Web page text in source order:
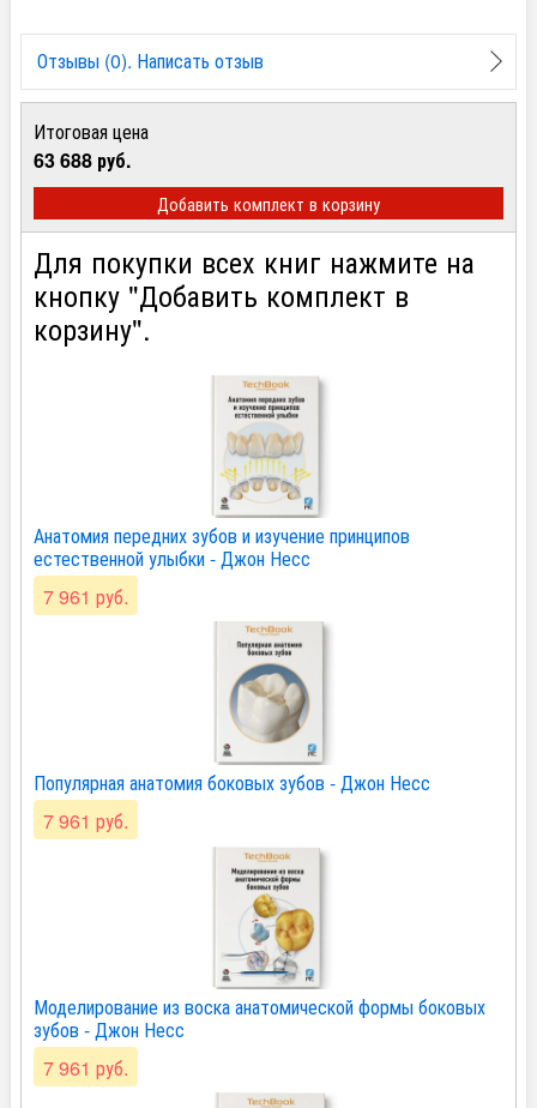
Отзывы (0). Написать отзыв
Итоговая цена
63 688 руб.
Добавить комплект в корзину
Для покупки всех книг нажмите на
кнопку "Добавить комплект в
корзину".
Анатомия передних зубов и изучение принципов
естественной улыбки - Джон Несс
7 961 руб.
Популярная анатомия боковых зубов - Джон Несс
7 961 руб.
Моделирование из воска анатомической формы боковых
зубов - Джон Несс
7 961 руб.